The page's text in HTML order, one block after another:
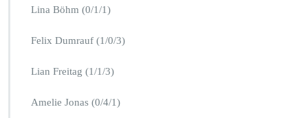
Lina Böhm (0/1/1)
Felix Dumrauf (1/0/3)
Lian Freitag (1/1/3)
Amelie Jonas (0/4/1)